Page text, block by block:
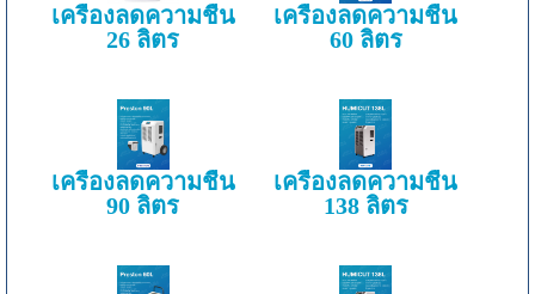
เครื่องลดความชื้น
26 ลิตร
เครื่องลดความชื้น
60 ลิตร
เครื่องลดความชื้น
90 ลิตร
เครื่องลดความชื้น
138 ลิตร